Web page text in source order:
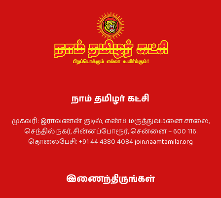
நாம் தமிழர் கட்சி
முகவரி: இராவணன் குடில், எண்.8. மருத்துவமனை சாலை,
செந்தில் நகர், சின்னப்போரூர், சென்னை – 600 116.
தொலைபேசி: +91 44 4380 4084join.naamtamilar.org
இணைந்திருங்கள்